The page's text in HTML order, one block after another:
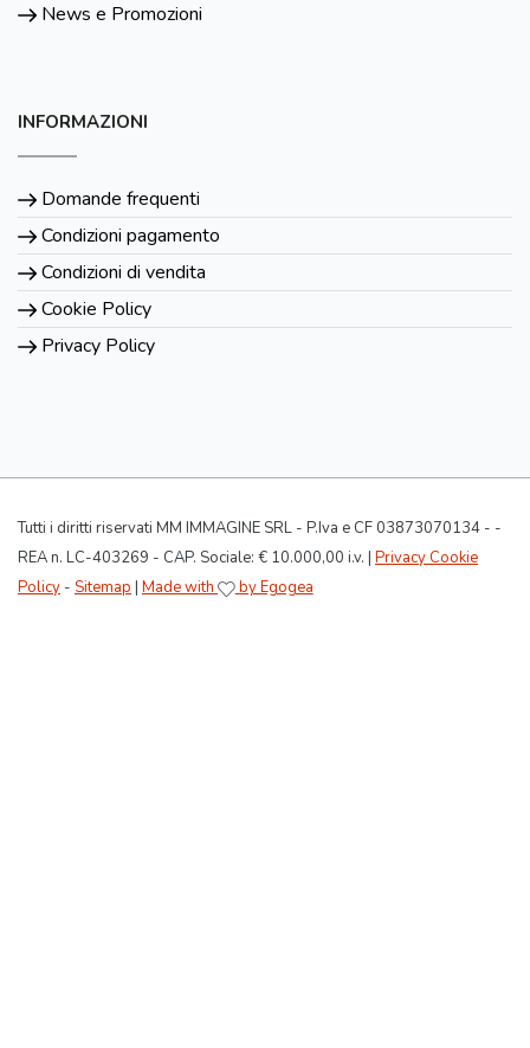
News e Promozioni
INFORMAZIONI
Domande frequenti
Condizioni pagamento
Condizioni di vendita
Cookie Policy
Privacy Policy
Tutti i diritti riservati MM IMMAGINE SRL - P.Iva e CF 03873070134 - -
REA n. LC-403269 - CAP. Sociale: € 10.000,00 i.v. | Privacy Cookie
Policy - Sitemap | Made with by Egogea